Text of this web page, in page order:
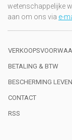
wetenschappelijke
aan om ons via e-
BETALING & BTW
BESCHERMING
CONTACT
RSS